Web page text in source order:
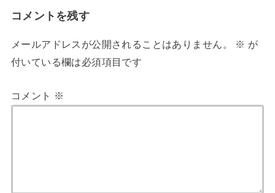
コメントを残す
メールアドレスが公開されることはありません。 ※ が
付いている欄は必須項目です
コメント ※